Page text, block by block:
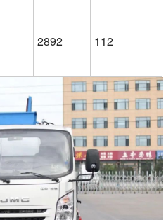
2892 112